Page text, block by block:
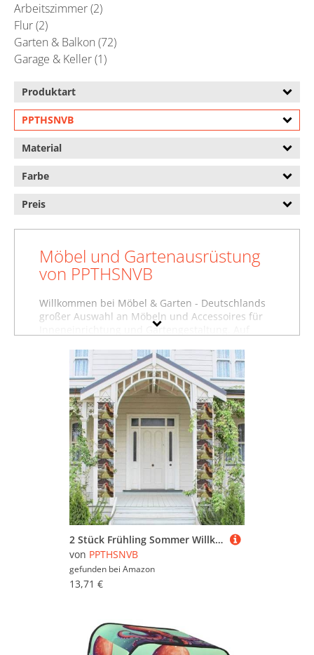
Arbeitszimmer (2)
Flur (2)
Garten & Balkon (72)
Garage & Keller (1)
Produktart
PPTHSNVB
Material
Farbe
Preis
Möbel und Gartenausrüstung
von PPTHSNVB
Willkommen bei Möbel & Garten - Deutschlands
großer Auswahl an Möbeln und Accessoires für
Inneneinrichtung und Gartengestaltung. Auf
Gartenausstattung und weitere Produkte von
PPTHSNVB. Wollen Sie sich inspirieren lassen und
stöbern, oder suchen Sie etwas ganz bestimmtes?
Vielleicht finden Sie es in einer unserer
Möbelfachabteilungen, zum Beispiel im Bereich
Baumarktartikel von PPTHSNVB, unter
Gartenausstattung von PPTHSNVBoder in der
Abteilung fürKüchenausstattung von PPTHSNVB
Nutzen Sie auch die Filter auf dieser Seite, um
gezielt nach Produkten in bestimmten Farben,
Preisbereichen oder nach reduzierten Möbeln zu
suchen. Stöbern Sie in aller Ruhe und lassen Sie
sich inspirieren - wir wünschen Ihnen viel Spaß
2 Stück Frühling Sommer Willkommen Veranda Banner hängende Flagge Veranda Schild für Haustür Wand Veranda Banner Hühner und Bauernhof Willkommen Tür hängende Banner Wand Hintergrund Urlaub Dekoration
von PPTHSNVB
gefunden bei Amazon
13,71 €